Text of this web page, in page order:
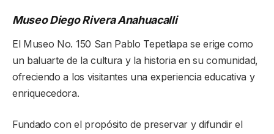
Museo Diego Rivera Anahuacalli
El Museo No. 150 San Pablo Tepetlapa se erige como
un baluarte de la cultura y la historia en su comunidad,
ofreciendo a los visitantes una experiencia educativa y
enriquecedora.
Fundado con el propósito de preservar y difundir el